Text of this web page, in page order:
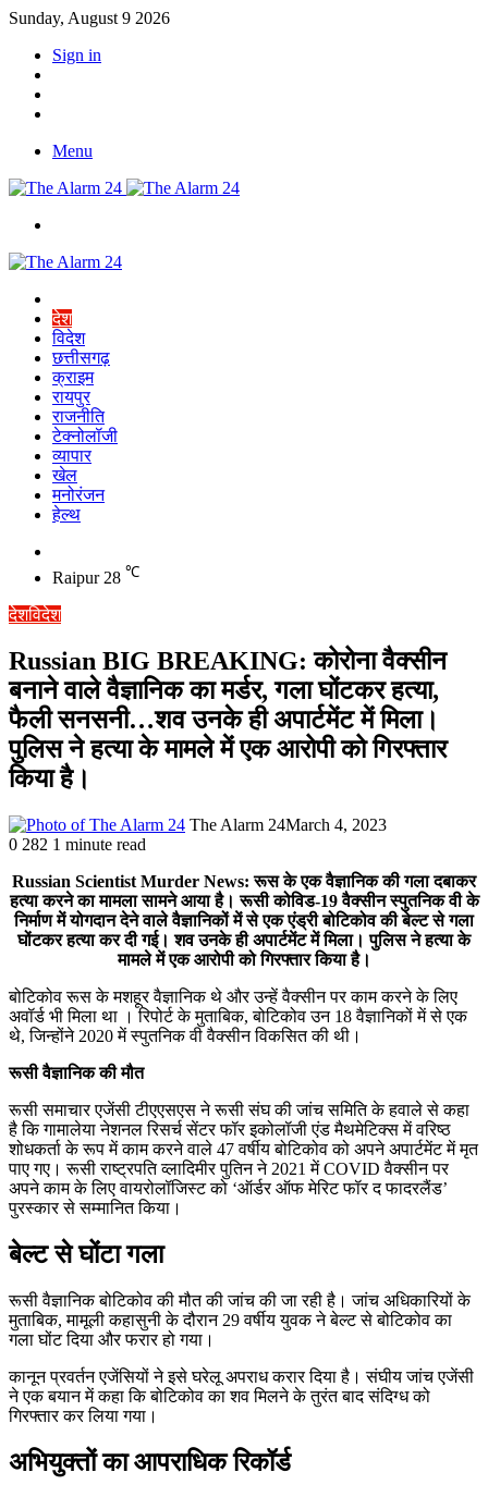
Sunday, August 9 2026
Sign in
Menu
देश
विदेश
छत्तीसगढ़
क्राइम
रायपुर
राजनीति
टेक्नोलॉजी
व्यापार
खेल
मनोरंजन
हेल्थ
skin
Raipur 28 ℃
देशविदेश
Russian BIG BREAKING: कोरोना वैक्सीन
बनाने वाले वैज्ञानिक का मर्डर, गला घोंटकर हत्या,
फैली सनसनी…शव उनके ही अपार्टमेंट में मिला।
पुलिस ने हत्या के मामले में एक आरोपी को गिरफ्तार
किया है।
The Alarm 24March 4, 2023
0 282 1 minute read
Russian Scientist Murder News: रूस के एक वैज्ञानिक की गला दबाकर
हत्या करने का मामला सामने आया है। रूसी कोविड-19 वैक्सीन स्पुतनिक वी के
निर्माण में योगदान देने वाले वैज्ञानिकों में से एक एंड्री बोटिकोव की बेल्ट से गला
घोंटकर हत्या कर दी गई। शव उनके ही अपार्टमेंट में मिला। पुलिस ने हत्या के
मामले में एक आरोपी को गिरफ्तार किया है।
बोटिकोव रूस के मशहूर वैज्ञानिक थे और उन्हें वैक्सीन पर काम करने के लिए
अवॉर्ड भी मिला था । रिपोर्ट के मुताबिक, बोटिकोव उन 18 वैज्ञानिकों में से एक
थे, जिन्होंने 2020 में स्पुतनिक वी वैक्सीन विकसित की थी।
रूसी वैज्ञानिक की मौत
रूसी समाचार एजेंसी टीएएसएस ने रूसी संघ की जांच समिति के हवाले से कहा
है कि गामालेया नेशनल रिसर्च सेंटर फॉर इकोलॉजी एंड मैथमेटिक्स में वरिष्ठ
शोधकर्ता के रूप में काम करने वाले 47 वर्षीय बोटिकोव को अपने अपार्टमेंट में मृत
पाए गए। रूसी राष्ट्रपति व्लादिमीर पुतिन ने 2021 में COVID वैक्सीन पर
अपने काम के लिए वायरोलॉजिस्ट को ‘ऑर्डर ऑफ मेरिट फॉर द फादरलैंड’
पुरस्कार से सम्मानित किया।
बेल्ट से घोंटा गला
रूसी वैज्ञानिक बोटिकोव की मौत की जांच की जा रही है। जांच अधिकारियों के
मुताबिक, मामूली कहासुनी के दौरान 29 वर्षीय युवक ने बेल्ट से बोटिकोव का
गला घोंट दिया और फरार हो गया।
कानून प्रवर्तन एजेंसियों ने इसे घरेलू अपराध करार दिया है। संघीय जांच एजेंसी
ने एक बयान में कहा कि बोटिकोव का शव मिलने के तुरंत बाद संदिग्ध को
गिरफ्तार कर लिया गया।
अभियुक्तों का आपराधिक रिकॉर्ड